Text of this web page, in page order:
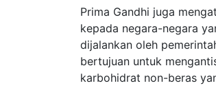
Prima Gandhi juga
kepada negara-negara
dijalankan oleh
bertujuan untuk
karbohidrat non-beras